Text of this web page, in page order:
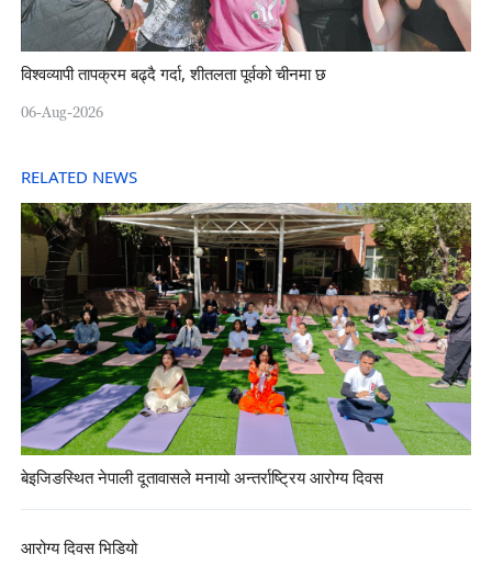
विश्वव्यापी तापक्रम बढ्दै गर्दा, शीतलता पूर्वको चीनमा छ
06-Aug-2026
RELATED NEWS
बेइजिङस्थित नेपाली दूतावासले मनायो अन्तर्राष्ट्रिय आरोग्य दिवस
आरोग्य दिवस भिडियो